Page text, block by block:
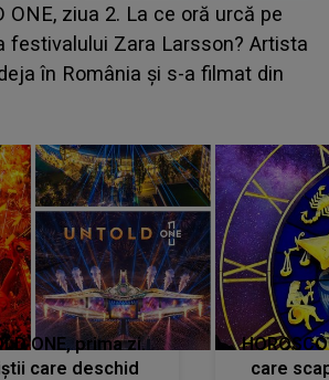
concurentă din "Casa Iubirii" l-a
pe Emanuel. CINE ESTE
Alexandra?! Aflându-se în fața
IMEDIAT: "Am
ONE, prima zi.
care deschid
care